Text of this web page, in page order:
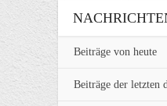
Beiträge von heute
Beiträge der letzten